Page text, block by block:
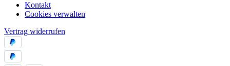
Kontakt
Cookies verwalten
Vertrag widerrufen